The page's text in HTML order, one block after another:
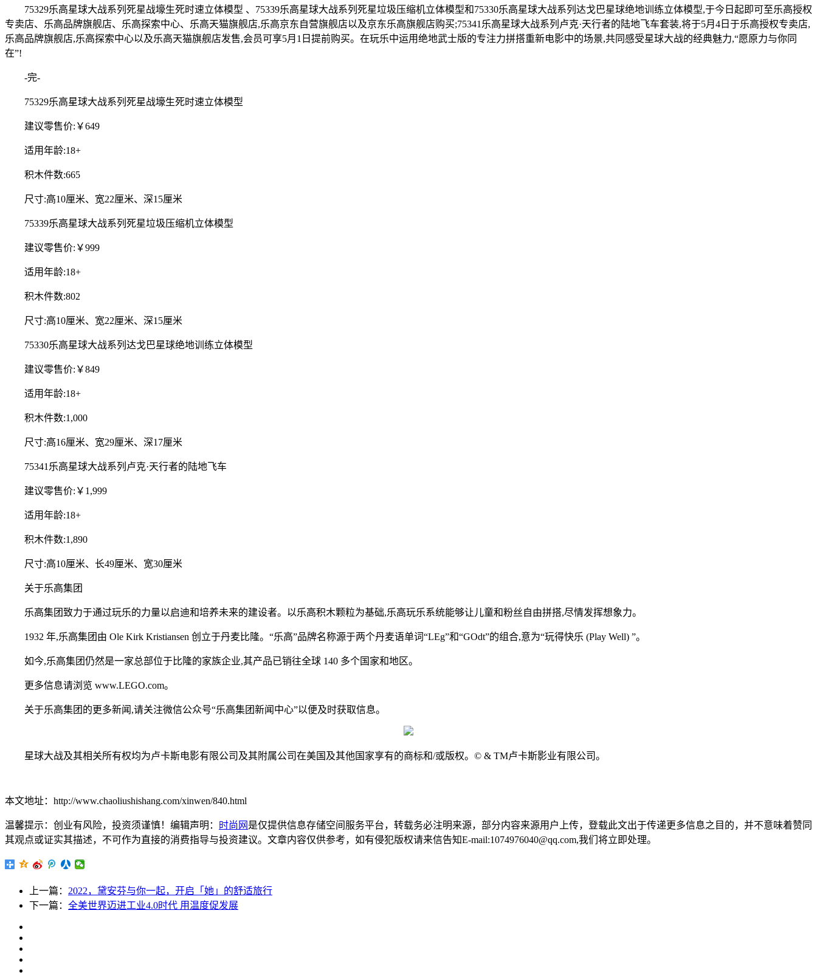
75329乐高星球大战系列死星战壕生死时速立体模型 、75339乐高星球大战系列死星垃圾压缩机立体模型和75330乐高星球大战系列达戈巴星球绝地训练立体模型,于今日起即可至乐高授权
专卖店、乐高品牌旗舰店、乐高探索中心、乐高天猫旗舰店,乐高京东自营旗舰店以及京东乐高旗舰店购买;75341乐高星球大战系列卢克·天行者的陆地飞车套装,将于5月4日于乐高授权专卖店,
乐高品牌旗舰店,乐高探索中心以及乐高天猫旗舰店发售,会员可享5月1日提前购买。在玩乐中运用绝地武士版的专注力拼搭重新电影中的场景,共同感受星球大战的经典魅力,“愿原力与你同
在”!
-完-
75329乐高星球大战系列死星战壕生死时速立体模型
建议零售价:￥649
适用年龄:18+
积木件数:665
尺寸:高10厘米、宽22厘米、深15厘米
75339乐高星球大战系列死星垃圾压缩机立体模型
建议零售价:￥999
适用年龄:18+
积木件数:802
尺寸:高10厘米、宽22厘米、深15厘米
75330乐高星球大战系列达戈巴星球绝地训练立体模型
建议零售价:￥849
适用年龄:18+
积木件数:1,000
尺寸:高16厘米、宽29厘米、深17厘米
75341乐高星球大战系列卢克·天行者的陆地飞车
建议零售价:￥1,999
适用年龄:18+
积木件数:1,890
尺寸:高10厘米、长49厘米、宽30厘米
关于乐高集团
乐高集团致力于通过玩乐的力量以启迪和培养未来的建设者。以乐高积木颗粒为基础,乐高玩乐系统能够让儿童和粉丝自由拼搭,尽情发挥想象力。
1932 年,乐高集团由 Ole Kirk Kristiansen 创立于丹麦比隆。“乐高”品牌名称源于两个丹麦语单词“LEg”和“GOdt”的组合,意为“玩得快乐 (Play Well) ”。
如今,乐高集团仍然是一家总部位于比隆的家族企业,其产品已销往全球 140 多个国家和地区。
更多信息请浏览 www.LEGO.com。
关于乐高集团的更多新闻,请关注微信公众号“乐高集团新闻中心”以便及时获取信息。
星球大战及其相关所有权均为卢卡斯电影有限公司及其附属公司在美国及其他国家享有的商标和/或版权。© & TM卢卡斯影业有限公司。
本文地址：http://www.chaoliushishang.com/xinwen/840.html
温馨提示：创业有风险，投资须谨慎！编辑声明： 时尚网 是仅提供信息存储空间服务平台，转载务必注明来源，部分内容来源用户上传，登载此文出于传递更多信息之目的，并不意味着赞同
其观点或证实其描述，不可作为直接的消费指导与投资建议。文章内容仅供参考，如有侵犯版权请来信告知E-mail:1074976040@qq.com,我们将立即处理。
上一篇： 2022，黛安芬与你一起，开启「她」的舒适旅行
下一篇： 全美世界迈进工业4.0时代 用温度促发展